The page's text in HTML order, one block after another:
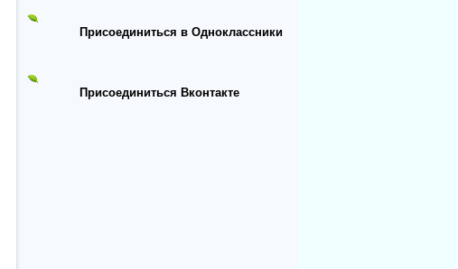
Присоединиться в Одноклассники
Присоединиться Вконтакте